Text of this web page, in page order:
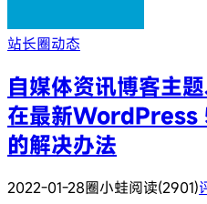
站长圈动态
自媒体资讯博客主
在最新WordPress
的解决办法
2022-01-28圈小蛙阅读(2901)